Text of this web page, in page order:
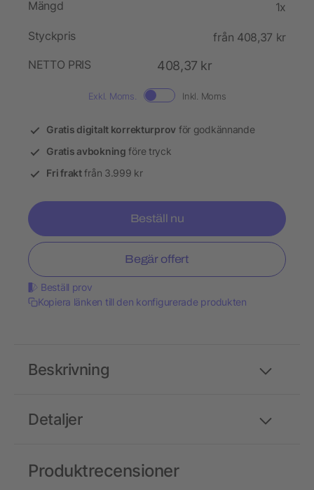
Mängd 1x
Styckpris
från 408,37 kr
NETTO PRIS
408,37 kr
Exkl. Moms. Inkl. Moms
Gratis digitalt korrekturprov för godkännande
Gratis avbokning före tryck
Fri fraktfrån 3.999 kr
Beställ nu
Begär offert
Beställ prov
Kopiera länken till den konfigurerade produkten
Detaljer
Beskrivning
Produktrecensioner